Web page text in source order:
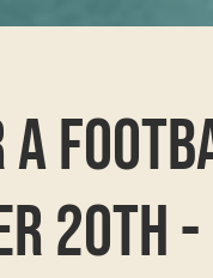
A
20th -